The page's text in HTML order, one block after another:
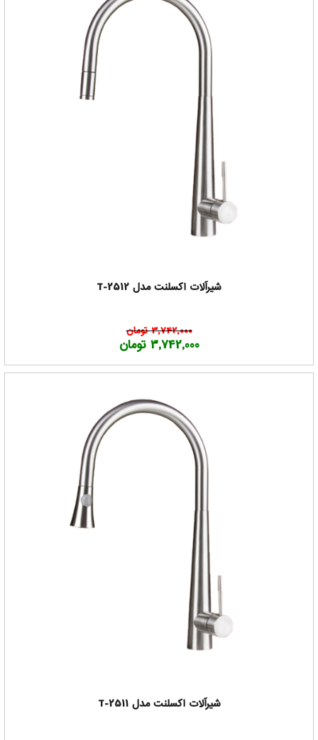
شیرآلات اکسلنت مدل T-2512
3,742,000 تومان
3,742,000 تومان
شیرآلات اکسلنت مدل T-2511